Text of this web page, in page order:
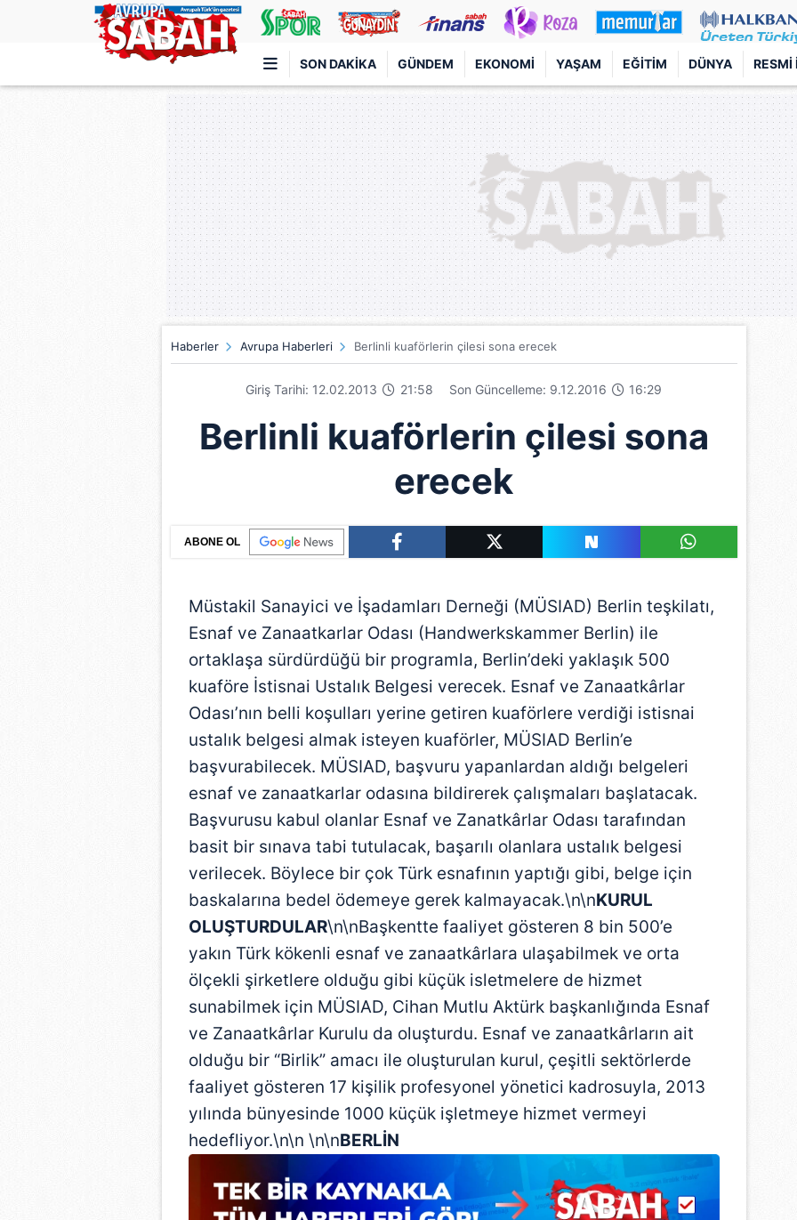
SON DAKIKA GÜNDEM EKONOMI YAŞAM EĞITIM DÜNYA RESMI
Türkiye'nin en iyi haber sitesi
Haberler Avrupa Haberleri Berlinli kuaförlerin çilesi sona erecek
Giriş Tarihi: 12.02.2013 21:58 Son Güncelleme: 9.12.2016 16:29
Berlinli kuaförlerin çilesi sona
erecek
ABONE OL
Müstakil Sanayici ve İşadamları Derneği (MÜSIAD) Berlin teşkilatı,
Esnaf ve Zanaatkarlar Odası (Handwerkskammer Berlin) ile
ortaklaşa sürdürdüğü bir programla, Berlin’deki yaklaşık 500
kuaföre İstisnai Ustalık Belgesi verecek. Esnaf ve Zanaatkârlar
Odası’nın belli koşulları yerine getiren kuaförlere verdiği istisnai
ustalık belgesi almak isteyen kuaförler, MÜSIAD Berlin’e
başvurabilecek. MÜSIAD, başvuru yapanlardan aldığı belgeleri
esnaf ve zanaatkarlar odasına bildirerek çalışmaları başlatacak.
Başvurusu kabul olanlar Esnaf ve Zanatkârlar Odası tarafından
basit bir sınava tabi tutulacak, başarılı olanlara ustalık belgesi
verilecek. Böylece bir çok Türk esnafının yaptığı gibi, belge için
baskalarına bedel ödemeye gerek kalmayacak.\n\nKURUL
OLUŞTURDULAR\n\nBaşkentte faaliyet gösteren 8 bin 500’e
yakın Türk kökenli esnaf ve zanaatkârlara ulaşabilmek ve orta
ölçekli şirketlere olduğu gibi küçük isletmelere de hizmet
sunabilmek için MÜSIAD, Cihan Mutlu Aktürk başkanlığında Esnaf
ve Zanaatkârlar Kurulu da oluşturdu. Esnaf ve zanaatkârların ait
olduğu bir “Birlik” amacı ile oluşturulan kurul, çeşitli sektörlerde
faaliyet gösteren 17 kişilik profesyonel yönetici kadrosuyla, 2013
yılında bünyesinde 1000 küçük işletmeye hizmet vermeyi
hedefliyor.\n\n \n\nBERLİN